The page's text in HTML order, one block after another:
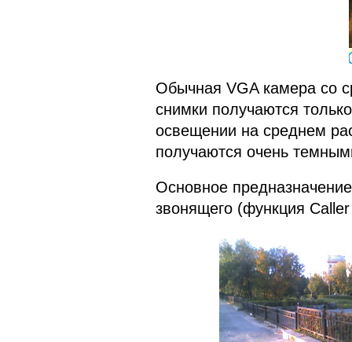
Обычная VGA камера со
снимки получаются
освещении на среднем
получаются очень
Основное
звонящего (функция